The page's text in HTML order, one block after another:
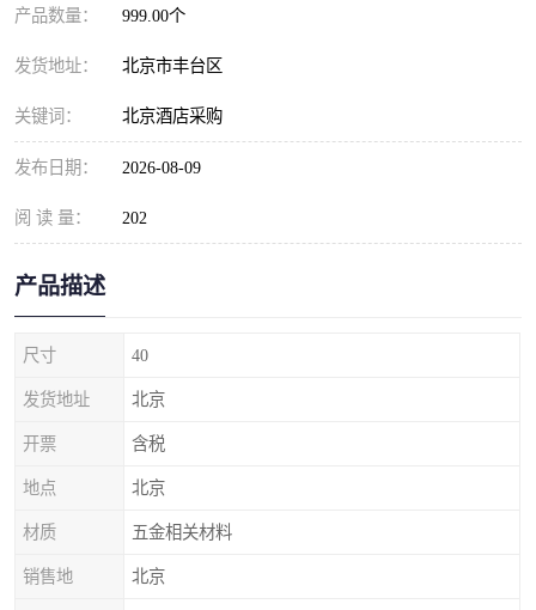
产品数量： 999.00个
发货地址： 北京市丰台区
关键词： 北京酒店采购
发布日期： 2026-08-09
阅 读 量： 202
产品描述
尺寸 40
发货地址 北京
开票 含税
地点 北京
材质 五金相关材料
销售地 北京